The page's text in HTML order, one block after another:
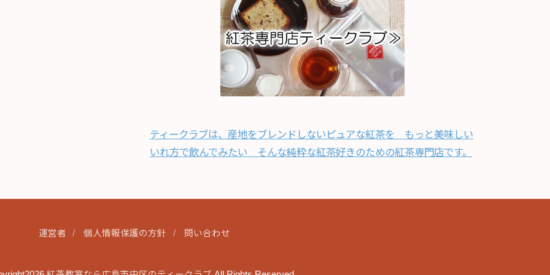
ティークラブは、産地をブレンドしないピュアな紅茶を もっと美味しい
いれ方で飲んでみたい そんな純粋な紅茶好きのための紅茶専門店です。
運営者 個人情報保護の方針 問い合わせ